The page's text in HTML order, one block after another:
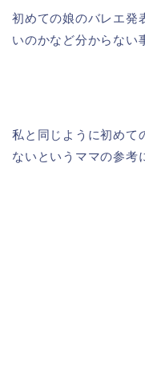
初めての娘のバレエ発
いのかなど分からない
私と同じように初めて
ないというママの参考